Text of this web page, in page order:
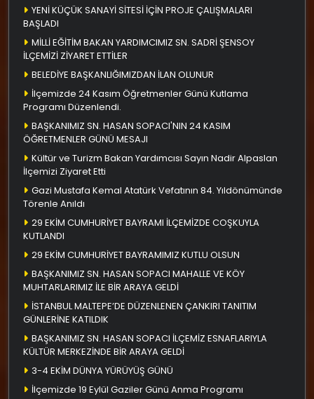
YENİ KÜÇÜK SANAYİ SİTESİ İÇİN PROJE ÇALIŞMALARI
BAŞLADI
MİLLİ EĞİTİM BAKAN YARDIMCIMIZ SN. SADRİ ŞENSOY
İLÇEMİZİ ZİYARET ETTİLER
BELEDİYE BAŞKANLIĞIMIZDAN İLAN OLUNUR
İlçemizde 24 Kasım Öğretmenler Günü Kutlama
Programı Düzenlendi.
BAŞKANIMIZ SN. HASAN SOPACI'NIN 24 KASIM
ÖĞRETMENLER GÜNÜ MESAJI
Kültür ve Turizm Bakan Yardımcısı Sayın Nadir Alpaslan
İlçemizi Ziyaret Etti
Gazi Mustafa Kemal Atatürk Vefatının 84. Yıldönümünde
Törenle Anıldı
29 EKİM CUMHURİYET BAYRAMI İLÇEMİZDE COŞKUYLA
KUTLANDI
29 EKİM CUMHURİYET BAYRAMIMIZ KUTLU OLSUN
BAŞKANIMIZ SN. HASAN SOPACI MAHALLE VE KÖY
MUHTARLARIMIZ İLE BİR ARAYA GELDİ
İSTANBUL MALTEPE’DE DÜZENLENEN ÇANKIRI TANITIM
GÜNLERİNE KATILDIK
BAŞKANIMIZ SN. HASAN SOPACI İLÇEMİZ ESNAFLARIYLA
KÜLTÜR MERKEZİNDE BİR ARAYA GELDİ
3-4 EKİM DÜNYA YÜRÜYÜŞ GÜNÜ
İlçemizde 19 Eylül Gaziler Günü Anma Programı